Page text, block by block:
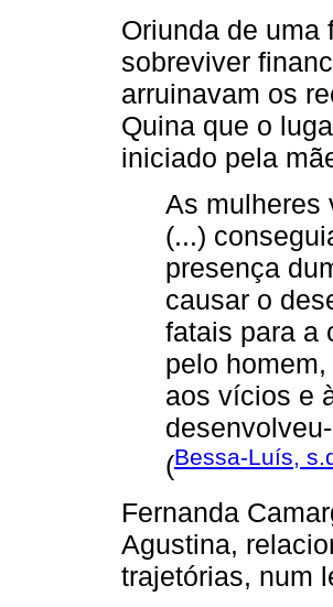
Oriunda de uma
sobreviver
arruinavam os
Quina que o
iniciado pela
As mulheres
(...)
presença
causar o
fatais para a
pelo
aos vícios e
(Bessa-Luís,
Fernanda
Agustina,
trajetórias, num